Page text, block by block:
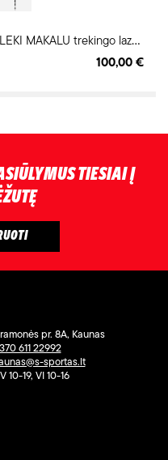
L
EKI MAKALU trekingo lazdos
100,00 €
TIESIAI Į
pr. 8A, Kaunas
611 22992
sportas.lt
10-19, VI 10-16